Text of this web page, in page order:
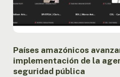
regional
de
seguridad
Países amazónicos
implementación de la
seguridad pública